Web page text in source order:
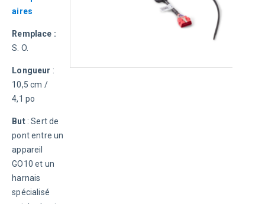
aires
Remplace :
S. O.
Longueur :
10,5 cm /
4,1 po
But : Sert de
pont entre un
appareil
GO10 et un
harnais
spécialisé